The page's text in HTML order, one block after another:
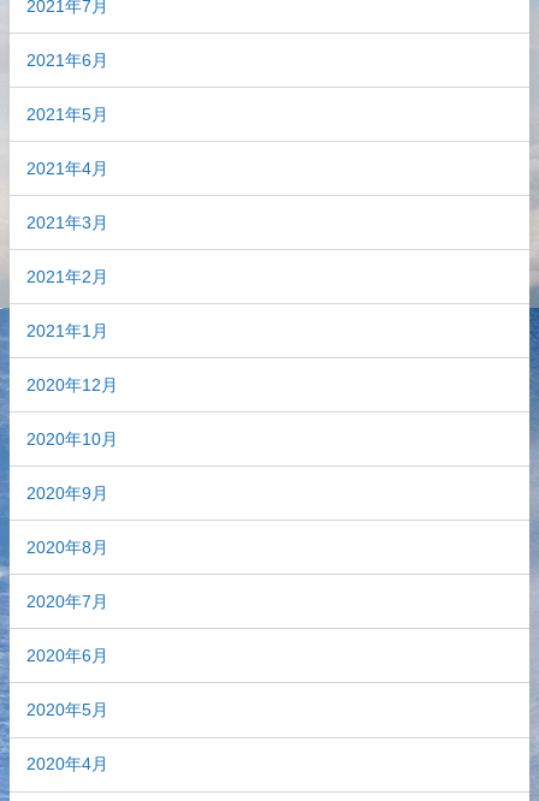
2021年7月
2021年6月
2021年5月
2021年4月
2021年3月
2021年2月
2021年1月
2020年12月
2020年10月
2020年9月
2020年8月
2020年7月
2020年6月
2020年5月
2020年4月